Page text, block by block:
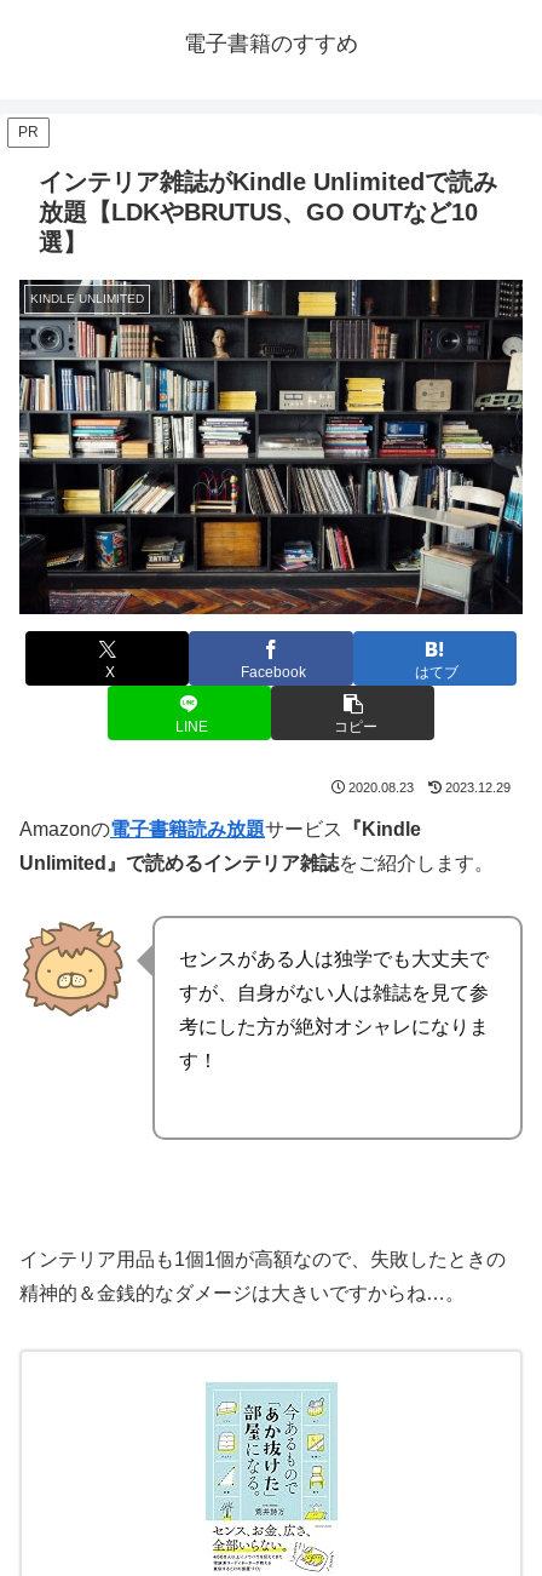
電子書籍のすすめ
PR
インテリア雑誌がKindle Unlimitedで読み
放題【LDKやBRUTUS、GO OUTなど10
選】
KINDLE UNLIMITED
X Facebook はてブ
LINE コピー
2020.08.23 2023.12.29
Amazonの電子書籍読み放題サービス
『Kindle
Unlimited』で読めるインテリア雑誌をご紹介します。
センスがある人は独学でも大丈夫で
すが、自身がない人は雑誌を見て参
考にした方が絶対オシャレになりま
す！
インテリア用品も1個1個が高額なので、失敗したときの
精神的＆金銭的なダメージは大きいですからね…。